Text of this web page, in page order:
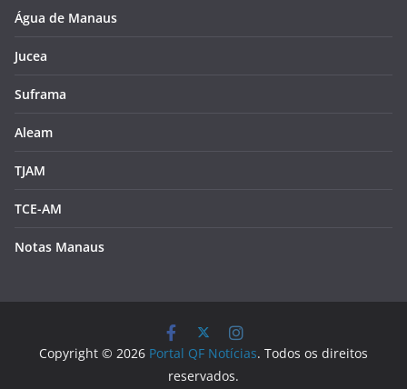
Água de Manaus
Jucea
Suframa
Aleam
TJAM
TCE-AM
Notas Manaus
Copyright © 2026 Portal QF Notícias. Todos os direitos
reservados.